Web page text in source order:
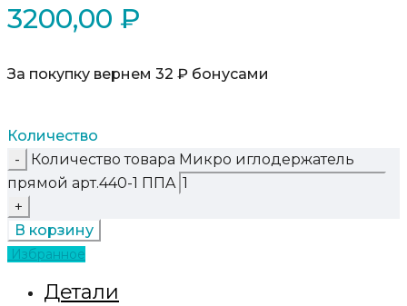
3200,00 ₽
За покупку вернем 32 ₽ бонусами
Количество
Количество товара Микро иглодержатель
прямой арт.440-1 ППA
В корзину
Избранное
Детали